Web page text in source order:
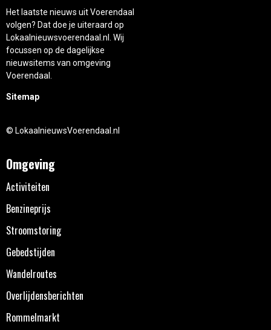
Het laatste nieuws uit Voerendaal
volgen? Dat doe je uiteraard op
Lokaalnieuwsvoerendaal.nl. Wij
focussen op de dagelijkse
nieuwsitems van omgeving
Voerendaal.
Sitemap
© LokaalnieuwsVoerendaal.nl
Omgeving
Activiteiten
Benzineprijs
Stroomstoring
Gebedstijden
Wandelroutes
Overlijdensberichten
Rommelmarkt